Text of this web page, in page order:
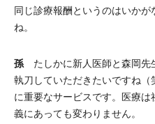
同じ診療報酬というのはいか
ね。
孫 たしかに新人医師と森岡先
執刀していただきたいですね
に重要なサービスです。医療
義にあっても変わりません。